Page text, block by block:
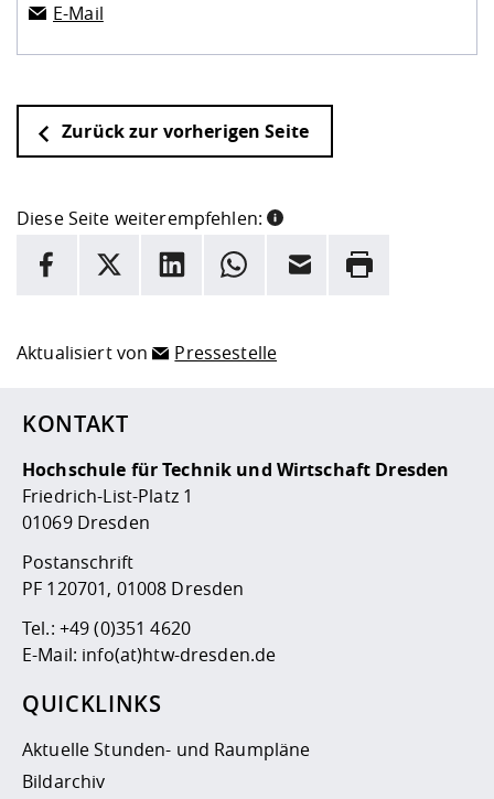
E-Mail
Zurück zur vorherigen Seite
Diese Seite weiterempfehlen:
INFORMATION
Facebook
X LinkedInWhatsappE-Mail Drucken
Aktualisiert von Pressestelle
KONTAKT
Hochschule für Technik und Wirtschaft Dresden
Friedrich-List-Platz 1
01069 Dresden
Postanschrift
PF 120701, 01008 Dresden
Tel.: +49 (0)351 4620
E-Mail: info(at)htw-dresden.de
QUICKLINKS
Aktuelle Stunden- und Raumpläne
Bildarchiv